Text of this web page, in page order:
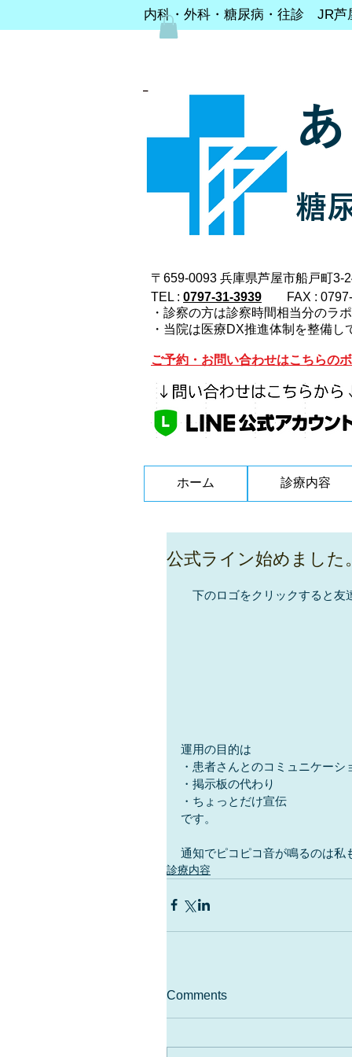
内科・外科・糖尿病・往診 JR芦
糖
〒659-0093 兵庫県芦屋市船戸町3-
TEL : 0797-31-3939
FAX :
・診察の方は診察時間相当分のラ
・当院は医療DX推進体制を整備し
ご予約・お問い合わせはこちらの
ホーム 診療内容
公式ライン始めました。
下のロゴをクリックすると友
運用の目的は
・患者さんとのコミュニケーシ
・掲示板の代わり
・ちょっとだけ宣伝
です。
通知でピコピコ音が鳴るのは私
診療内容
Comments